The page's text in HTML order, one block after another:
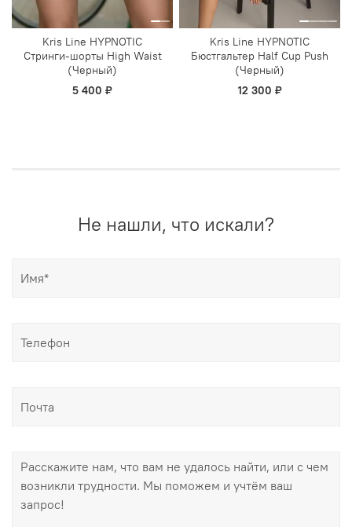
Kris Line HYPNOTIC
Стринги-шорты High Waist
(Черный)
5 400 ₽
Kris Line HYPNOTIC
Бюстгальтер Half Cup Push
(Черный)
12 300 ₽
Не нашли, что искали?